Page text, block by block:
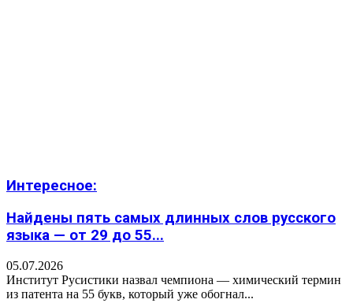
Интересное:
Найдены пять самых длинных слов русского
языка — от 29 до 55...
05.07.2026
Институт Русистики назвал чемпиона — химический термин
из патента на 55 букв, который уже обогнал...